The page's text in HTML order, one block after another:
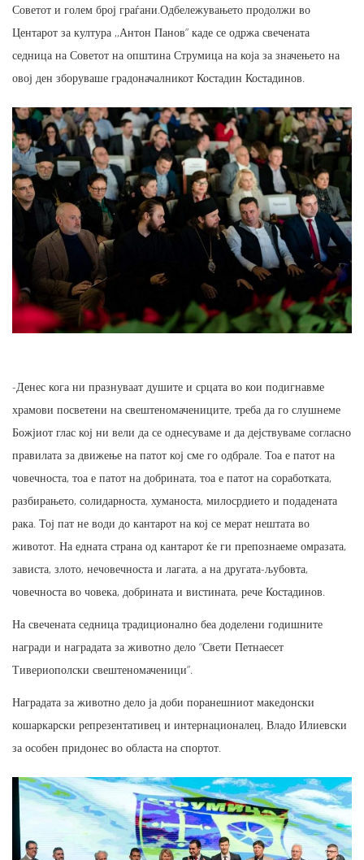
Советот и голем број граѓани.Одбележувањето продолжи во
Центарот за култура ,,Антон Панов” каде се одржа свечената
седница на Советот на општина Струмица на која за значењето на
овој ден зборуваше градоначалникот Костадин Костадинов.
-Денес кога ни празнуваат душите и срцата во кои подигнавме
храмови посветени на свештеномачениците, треба да го слушнеме
Божјиот глас кој ни вели да се однесуваме и да дејствуваме согласно
правилата за движење на патот кој сме го одбрале. Тоа е патот на
човечноста, тоа е патот на добрината, тоа е патот на соработката,
разбирањето, солидарноста, хуманоста, милосрдието и подадената
рака. Тој пат не води до кантарот на кој се мерат нештата во
животот. На едната страна од кантарот ќе ги препознаеме омразата,
зависта, злото, нечовечноста и лагата, а на другата-љубовта,
човечноста во човека, добрината и вистината, рече Костадинов.
На свечената седница традиционално беа доделени годишните
награди и наградата за животно дело “Свети Петнаесет
Тивериополски свештеномаченици”.
Наградата за животно дело ја доби поранешниот македонски
кошаркарски репрезентативец и интернационалец, Владо Илиевски
за особен придонес во областа на спортот.